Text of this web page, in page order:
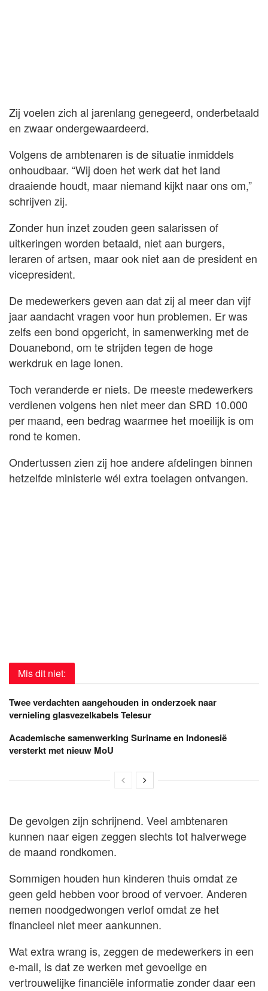
Zij voelen zich al jarenlang genegeerd, onderbetaald
en zwaar ondergewaardeerd.
Volgens de ambtenaren is de situatie inmiddels
onhoudbaar. “Wij doen het werk dat het land
draaiende houdt, maar niemand kijkt naar ons om,”
schrijven zij.
Zonder hun inzet zouden geen salarissen of
uitkeringen worden betaald, niet aan burgers,
leraren of artsen, maar ook niet aan de president en
vicepresident.
De medewerkers geven aan dat zij al meer dan vijf
jaar aandacht vragen voor hun problemen. Er was
zelfs een bond opgericht, in samenwerking met de
Douanebond, om te strijden tegen de hoge
werkdruk en lage lonen.
Toch veranderde er niets. De meeste medewerkers
verdienen volgens hen niet meer dan SRD 10.000
per maand, een bedrag waarmee het moeilijk is om
rond te komen.
Ondertussen zien zij hoe andere afdelingen binnen
hetzelfde ministerie wél extra toelagen ontvangen.
Mis dit niet:
Twee verdachten aangehouden in onderzoek naar
vernieling glasvezelkabels Telesur
Academische samenwerking Suriname en Indonesië
versterkt met nieuw MoU
De gevolgen zijn schrijnend. Veel ambtenaren
kunnen naar eigen zeggen slechts tot halverwege
de maand rondkomen.
Sommigen houden hun kinderen thuis omdat ze
geen geld hebben voor brood of vervoer. Anderen
nemen noodgedwongen verlof omdat ze het
financieel niet meer aankunnen.
Wat extra wrang is, zeggen de medewerkers in een
e-mail, is dat ze werken met gevoelige en
vertrouwelijke financiële informatie zonder daar een